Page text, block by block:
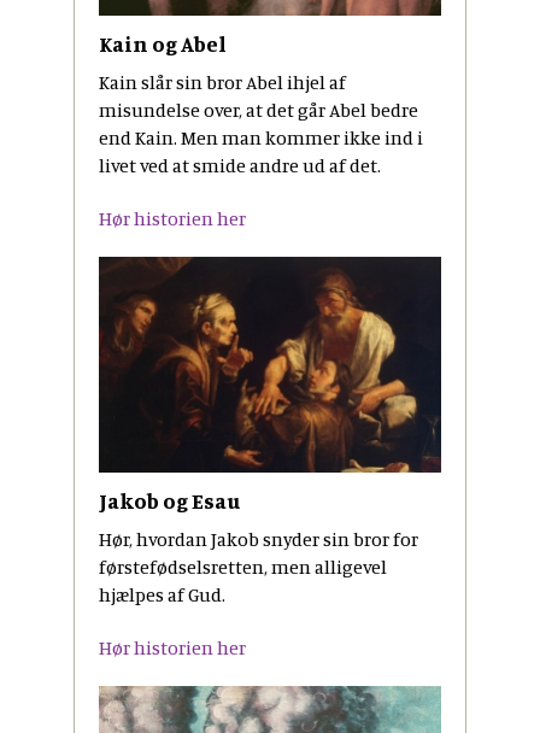
Kain og Abel
Kain slår sin bror Abel ihjel af
misundelse over, at det går Abel bedre
end Kain. Men man kommer ikke ind i
livet ved at smide andre ud af det.
Hør historien her
Jakob og Esau
Hør, hvordan Jakob snyder sin bror for
førstefødselsretten, men alligevel
hjælpes af Gud.
Hør historien her